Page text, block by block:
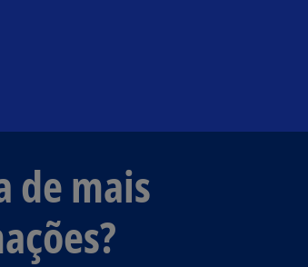
de mais